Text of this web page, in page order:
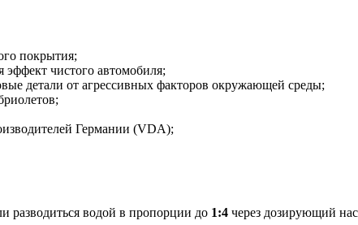
покрытия;
эффект чистого автомобиля;
детали от агрессивных факторов окружающей среды;
Германии (VDA);
разводиться водой в пропорции до 1:4 через дозирующий